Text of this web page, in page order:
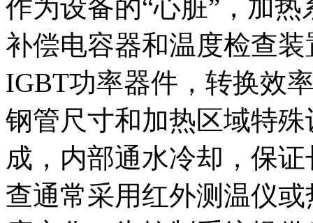
作为设备的“心脏”，加
补偿电容器和温度检查
IGBT功率器件，转换效
钢管尺寸和加热区域特
成，内部通水冷却，保
查通常采用红外测温仪